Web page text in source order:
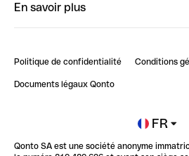
ClubQonto
Impact de l'IA sur les carrières/
En savoir plus
Blog
Newsroom
Glossaire finance
Politique de confidentialité Conditions
Documents légaux Qonto
FR
Qonto SA est une société anonyme